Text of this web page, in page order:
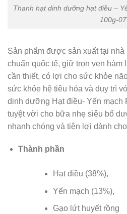
Thanh hạt dinh dưỡng hạt điều –
100g-07
Sản phẩm được sản xuất tại nhà
chuẩn quốc tế, giữ trọn vẹn
cần thiết, có lợi cho sức khỏe
sức khỏe hệ tiêu hóa và duy trì
dinh dưỡng Hạt điều- Yến mạch
tuyệt vời cho bữa nhẹ siêu bổ
nhanh chóng và tiện lợi dành
Thành phần
Hạt điều (38%),
Yến mạch (13%),
Gạo lứt huyết rồng